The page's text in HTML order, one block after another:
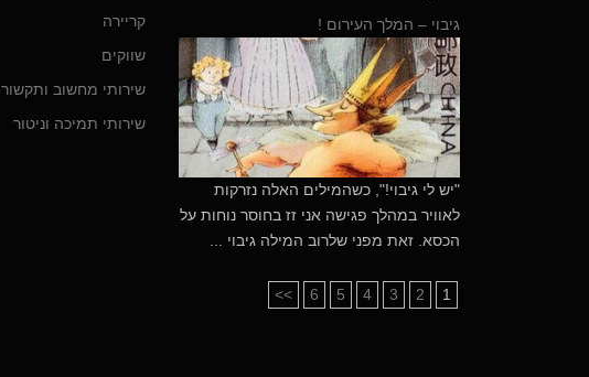
גיבוי – המלך העירום !
"יש לי גיבוי!", כשהמילים האלה נזרקות
לאוויר במהלך פגישה אני זז בחוסר נוחות על
הכסא. זאת מפני שלרוב המילה גיבוי ...
1
2
3
4
5
6
>>
קריירה
שווקים
שירותי מחשוב
שירותי תמיכה וניטור